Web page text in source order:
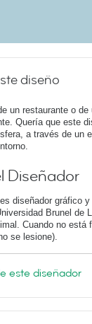
diseño
un restaurante o
Quería que este
a través de un
Diseñador
diseñador gráfico
Brunel
Cuando no está
se lesione).
este diseñador